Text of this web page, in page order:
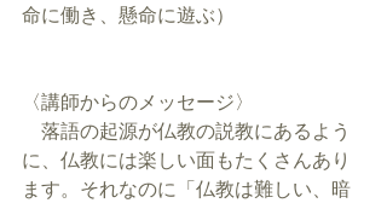
命に働き、懸命に遊ぶ）
〈講師からのメッセージ〉
落語の起源が仏教の説教にあるよう
に、仏教には楽しい面もたくさんあり
ます。それなのに「仏教は難しい、暗